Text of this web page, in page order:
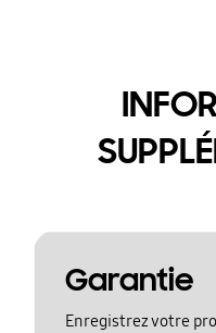
Garantie
Enregistrez votre